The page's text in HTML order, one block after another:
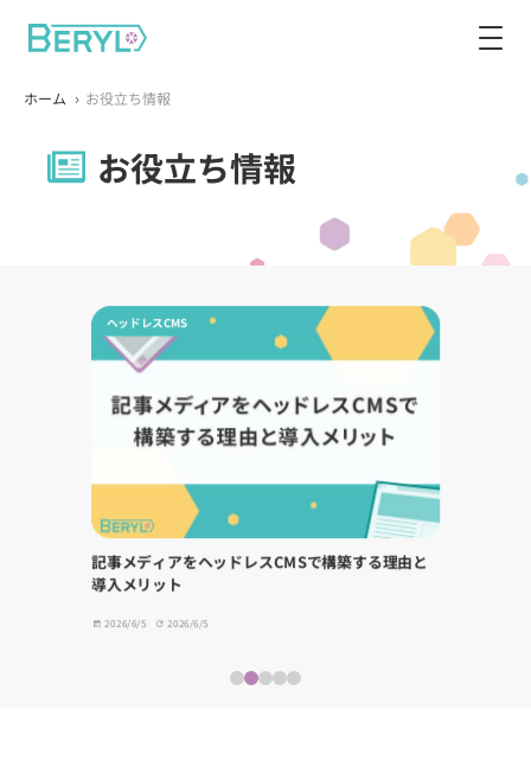
ホーム お役立ち情報
お役立ち情報
ヘッドレスCMS
記事メディアをヘッドレスCMSで構築する理由と
導入メリット
2026/6/5 2026/6/5